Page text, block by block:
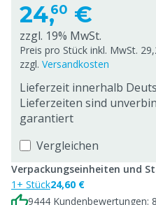
24,60 €
zzgl. 19% MwSt.
Preis pro Stück inkl. MwSt.
zzgl. Versandkosten
Lieferzeit innerhalb
Lieferzeiten sind
garantiert
Vergleichen
Verpackungseinheiten und
1+ Stück24,60 €
9444 Kundenbewertungen: